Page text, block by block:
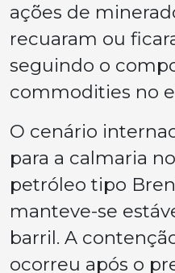
ações de
recuaram ou
seguindo o
commodities no
O cenário
para a calmaria
petróleo tipo
manteve-se
barril. A
ocorreu após o